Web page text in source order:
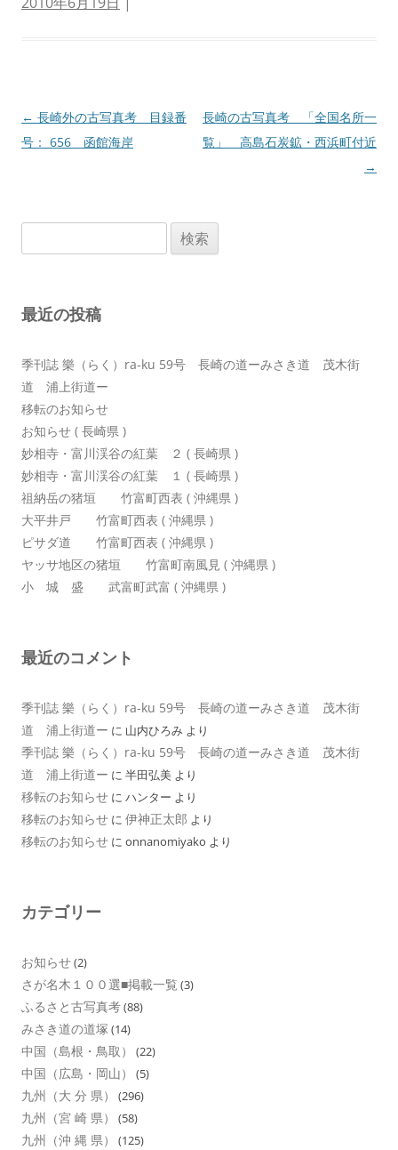
投
稿
ン
← 長崎外の古写真考 目録番
号： 656 函館海岸
長崎の古写真考 「全国名所一
覧」 高島石炭鉱・西浜町付近
→
索:
最近の投稿
季刊誌 樂（らく）ra-ku 59号 長崎の道ーみさき道 茂木街
道 浦上街道ー
移転のお知らせ
お知らせ ( 長崎県 )
妙相寺・富川渓谷の紅葉 ２ ( 長崎県 )
妙相寺・富川渓谷の紅葉 １ ( 長崎県 )
祖納岳の猪垣 竹富町西表 ( 沖縄県 )
大平井戸 竹富町西表 ( 沖縄県 )
ピサダ道 竹富町西表 ( 沖縄県 )
ヤッサ地区の猪垣 竹富町南風見 ( 沖縄県 )
小 城 盛 武富町武富 ( 沖縄県 )
最近のコメント
季刊誌 樂（らく）ra-ku 59号 長崎の道ーみさき道 茂木街
道 浦上街道ー に 山内ひろみ より
季刊誌 樂（らく）ra-ku 59号 長崎の道ーみさき道 茂木街
道 浦上街道ー に 半田弘美 より
移転のお知らせ に ハンター より
移転のお知らせ に 伊神正太郎 より
移転のお知らせ に onnanomiyako より
カテゴリー
お知らせ(2)
さが名木１００選■掲載一覧 (3)
ふるさと古写真考(88)
みさき道の道塚 (14)
中国（島根・鳥取） (22)
中国（広島・岡山） (5)
九州（大 分 県） (296)
九州（宮 崎 県） (58)
九州（沖 縄 県） (125)